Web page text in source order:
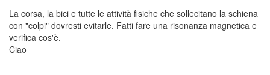
La corsa, la bici e tutte le attività fisiche che sollecitano la schiena
con "colpi" dovresti evitarle. Fatti fare una risonanza magnetica e
verifica cos'è.
Ciao